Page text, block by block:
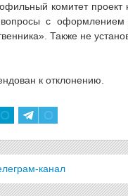
комитет
с
Также не
к отклонению.
канал